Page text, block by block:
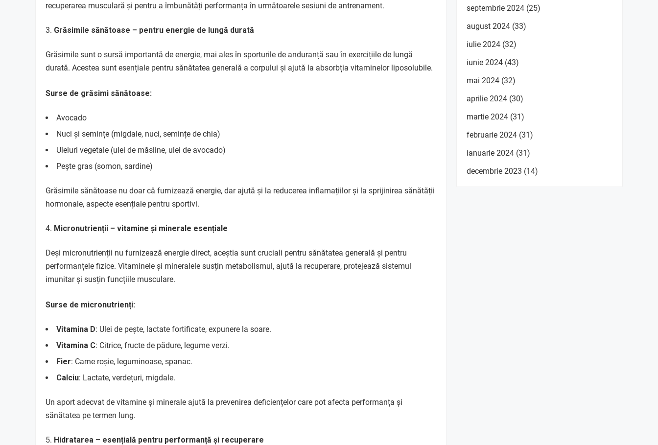
recuperarea musculară și pentru a îmbunătăți performanța în următoarele sesiuni de antrenament.
Grăsimile sănătoase – pentru energie de lungă durată
Grăsimile sunt o sursă importantă de energie, mai ales în sporturile de anduranță sau în exercițiile de lungă
durată. Acestea sunt esențiale pentru sănătatea generală a corpului și ajută la absorbția vitaminelor liposolubile.
Surse de grăsimi sănătoase:
Avocado
Nuci și semințe (migdale, nuci, semințe de chia)
Uleiuri vegetale (ulei de măsline, ulei de avocado)
Pește gras (somon, sardine)
Grăsimile sănătoase nu doar că furnizează energie, dar ajută și la reducerea inflamațiilor și la sprijinirea sănătății
hormonale, aspecte esențiale pentru sportivi.
Micronutrienții – vitamine și minerale esențiale
Deși micronutrienții nu furnizează energie direct, aceștia sunt cruciali pentru sănătatea generală și pentru
performanțele fizice. Vitaminele și mineralele susțin metabolismul, ajută la recuperare, protejează sistemul
imunitar și susțin funcțiile musculare.
Surse de micronutrienți:
Vitamina D: Ulei de pește, lactate fortificate, expunere la soare.
Vitamina C: Citrice, fructe de pădure, legume verzi.
Fier: Carne roșie, leguminoase, spanac.
Calciu: Lactate, verdețuri, migdale.
Un aport adecvat de vitamine și minerale ajută la prevenirea deficiențelor care pot afecta performanța și
sănătatea pe termen lung.
Hidratarea – esențială pentru performanță și recuperare
septembrie 2024 (25)
august 2024 (33)
iulie 2024 (32)
iunie 2024 (43)
mai 2024 (32)
aprilie 2024 (30)
martie 2024 (31)
februarie 2024 (31)
ianuarie 2024 (31)
decembrie 2023 (14)